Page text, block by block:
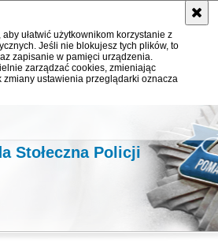
ułatwić użytkownikom korzystanie z
Jeśli nie blokujesz tych plików, to
zapisanie w pamięci urządzenia.
zarządzać cookies, zmieniając
ustawienia przeglądarki oznacza
Stołeczna Policji